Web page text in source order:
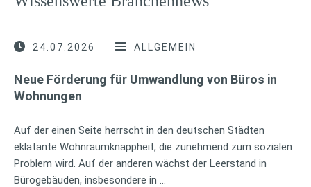
24.07.2026 ALLGEMEIN
Neue Förderung für Umwandlung von Büros in
Wohnungen
Auf der einen Seite herrscht in den deutschen Städten
eklatante Wohnraumknappheit, die zunehmend zum sozialen
Problem wird. Auf der anderen wächst der Leerstand in
Bürogebäuden, insbesondere in …